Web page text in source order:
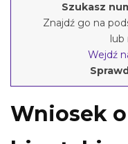
Szukasz
Znajdź go na
lub
Wejdź
Wniosek